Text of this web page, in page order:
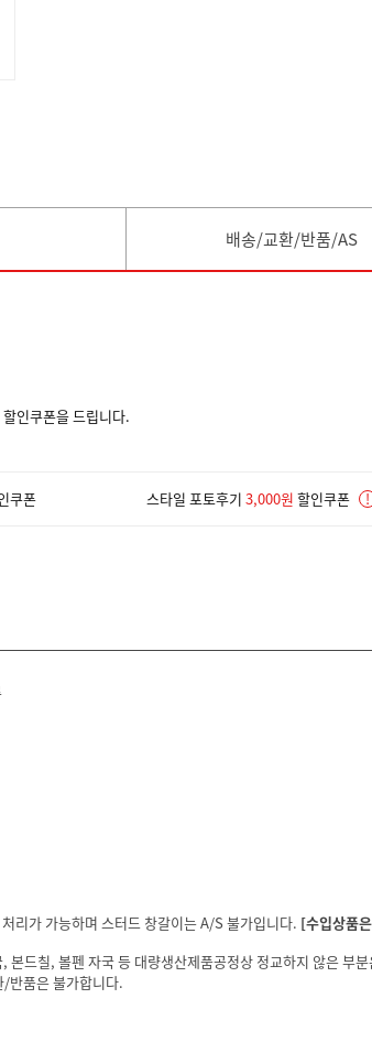
배송/교환/반품/AS
할인쿠폰을 드립니다.
쿠폰 스타일 포토후기 3,000원 할인쿠폰 !
리가 가능하며 스터드 창갈이는 A/S 불가입니다. [수입상품
본드칠, 볼펜 자국 등 대량생산제품공정상 정교하지 않은 부
반품은 불가합니다.